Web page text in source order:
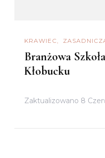
KRAWIEC
Branżowa
Kłobucku
Zaktualizowano 8